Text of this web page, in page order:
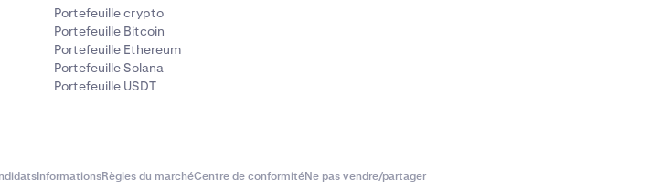
Portefeuille crypto
Portefeuille Bitcoin
Portefeuille Ethereum
Portefeuille Solana
Portefeuille USDT
InformationsRègles du marchéCentre de conformitéNe pas vendre/partager